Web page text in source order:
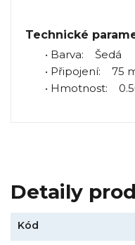
Technické
• Barva: Šedá
• Připojení: 75
• Hmotnost:
Detaily
Kód